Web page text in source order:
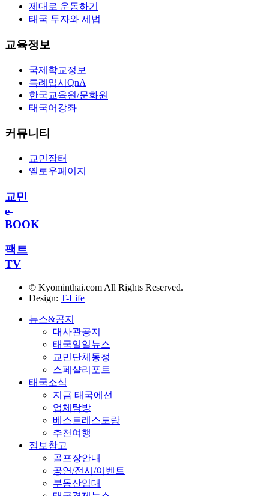
제대로 운동하기
태국 투자와 세법
교육정보
국제학교정보
특례입시QnA
한국교육원/문화원
태국어강좌
커뮤니티
교민장터
옐로우페이지
교민
e-
BOOK
팩트
TV
© Kyominthai.com All Rights Reserved.
Design: T-Life
뉴스&공지
대사관공지
태국일일뉴스
교민단체동정
스페샬리포트
태국소식
지금 태국에선
업체탐방
베스트레스토랑
추천여행
정보창고
골프장안내
공연/전시/이벤트
부동산임대